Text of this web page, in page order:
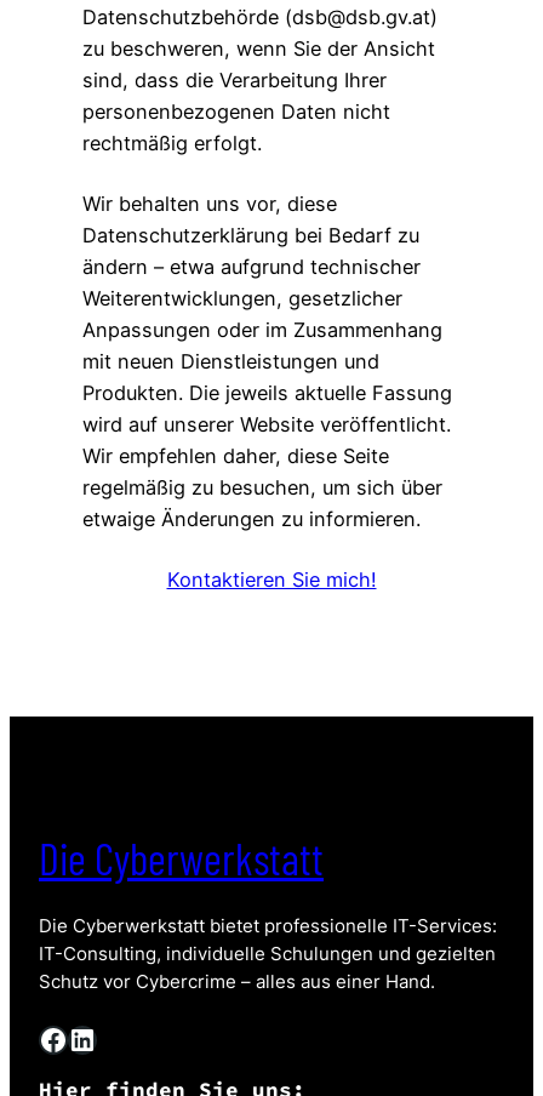
Datenschutzbehörde (dsb@dsb.gv.at)
zu beschweren, wenn Sie der Ansicht
sind, dass die Verarbeitung Ihrer
personenbezogenen Daten nicht
rechtmäßig erfolgt.
Wir behalten uns vor, diese
Datenschutzerklärung bei Bedarf zu
ändern – etwa aufgrund technischer
Weiterentwicklungen, gesetzlicher
Anpassungen oder im Zusammenhang
mit neuen Dienstleistungen und
Produkten. Die jeweils aktuelle Fassung
wird auf unserer Website veröffentlicht.
Wir empfehlen daher, diese Seite
regelmäßig zu besuchen, um sich über
etwaige Änderungen zu informieren.
Kontaktieren Sie mich!
Die Cyberwerkstatt
Die Cyberwerkstatt bietet professionelle IT-Services:
IT-Consulting, individuelle Schulungen und gezielten
Schutz vor Cybercrime – alles aus einer Hand.
Facebook LinkedIn
Hier finden Sie uns: